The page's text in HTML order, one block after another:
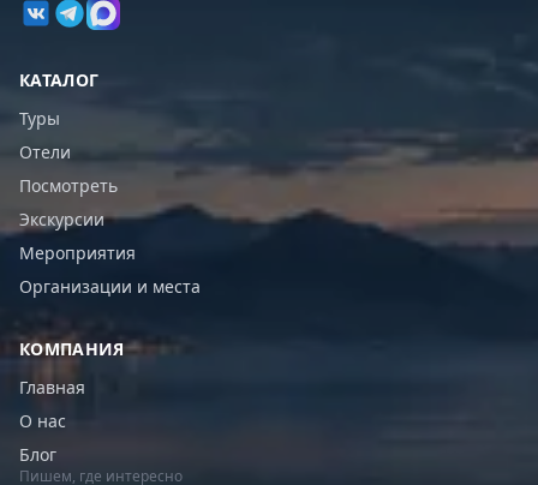
КАТАЛОГ
Туры
Отели
Посмотреть
Экскурсии
Мероприятия
Организации и места
КОМПАНИЯ
Главная
О нас
Блог
Пишем, где интересно